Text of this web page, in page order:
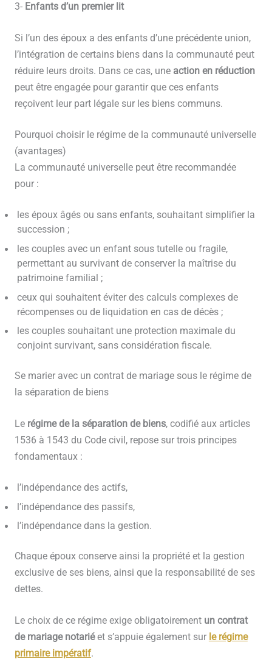
3- Enfants d’un premier lit
Si l’un des époux a des enfants d’une précédente union,
l’intégration de certains biens dans la communauté peut
réduire leurs droits. Dans ce cas, une action en réduction
peut être engagée pour garantir que ces enfants
reçoivent leur part légale sur les biens communs.
Pourquoi choisir le régime de la communauté universelle
(avantages)
La communauté universelle peut être recommandée
pour :
les époux âgés ou sans enfants, souhaitant simplifier la
succession ;
les couples avec un enfant sous tutelle ou fragile,
permettant au survivant de conserver la maîtrise du
patrimoine familial ;
ceux qui souhaitent éviter des calculs complexes de
récompenses ou de liquidation en cas de décès ;
les couples souhaitant une protection maximale du
conjoint survivant, sans considération fiscale.
Se marier avec un contrat de mariage sous le régime de
la séparation de biens
Le régime de la séparation de biens, codifié aux articles
1536 à 1543 du Code civil, repose sur trois principes
fondamentaux :
l’indépendance des actifs,
l’indépendance des passifs,
l’indépendance dans la gestion.
Chaque époux conserve ainsi la propriété et la gestion
exclusive de ses biens, ainsi que la responsabilité de ses
dettes.
Le choix de ce régime exige obligatoirement un contrat
de mariage notariéet s’appuie également sur le régime
primaire impératif.